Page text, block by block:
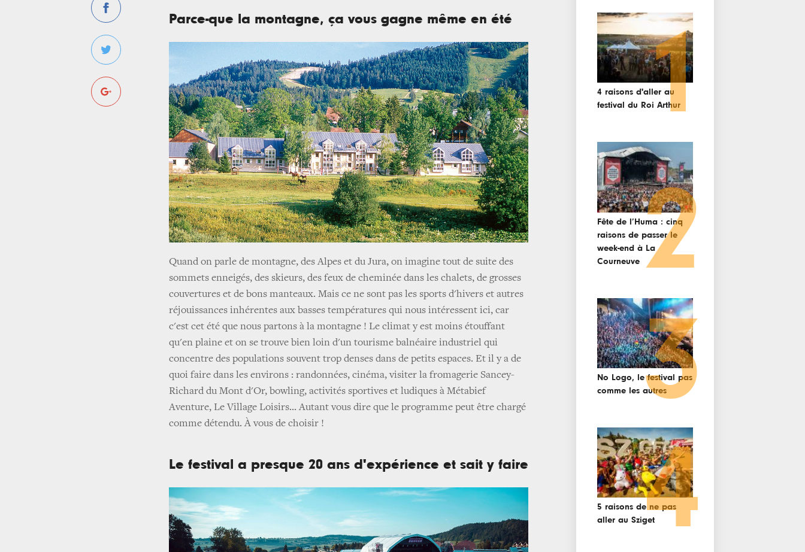
Parce-que la montagne, ça vous gagne même en été
Quand on parle de montagne, des Alpes et du Jura, on imagine tout de suite des
sommets enneigés, des skieurs, des feux de cheminée dans les chalets, de grosses
couvertures et de bons manteaux. Mais ce ne sont pas les sports d'hivers et autres
réjouissances inhérentes aux basses températures qui nous intéressent ici, car
c'est cet été que nous partons à la montagne ! Le climat y est moins étouffant
qu'en plaine et on se trouve bien loin d'un tourisme balnéaire industriel qui
concentre des populations souvent trop denses dans de petits espaces. Et il y a de
quoi faire dans les environs : randonnées, cinéma, visiter la fromagerie Sancey-
Richard du Mont d'Or, bowling, activités sportives et ludiques à Métabief
Aventure, Le Village Loisirs... Autant vous dire que le programme peut être chargé
comme détendu. À vous de choisir !
Le festival a presque 20 ans d'expérience et sait y faire
4 raisons d'aller au
festival du Roi Arthur
1
Fête de l’Huma : cinq
raisons de passer le
week-end à La
Courneuve 2
No Logo, le festival pas
comme les autres3
5 raisons de ne pas
aller au Sziget4